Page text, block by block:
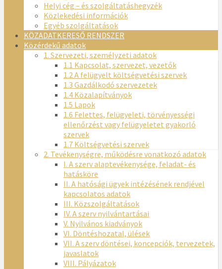
Helyi cég – és szolgáltatáshegyzék
Közlekedési információk
Egyéb szolgáltatások
KÖZADATKERESŐ RENDSZER
Közérdekű adatok
1. Szervezeti, személyzeti adatok
1.1 Kapcsolat, szervezet, vezetők
1.2 A felügyelt költségvetési szervek
1.3 Gazdálkodó szervezetek
1.4 Közalapítványok
1.5 Lapok
1.6 Felettes, felügyeleti, törvényességi
ellenőrzést vagy felügyeletet gyakorló
szervek
1.7 Költségvetési szervek
2. Tevékenységre, működésre vonatkozó adatok
I. A szerv alaptevékenysége, feladat- és
hatásköre
II. A hatósági ügyek intézésének rendjével
kapcsolatos adatok
III. Közszolgáltatások
IV. A szerv nyilvántartásai
V. Nyilvános kiadványok
VI. Döntéshozatal, ülések
VII. A szerv döntései, koncepciók, tervezetek,
javaslatok
VIII. Pályázatok